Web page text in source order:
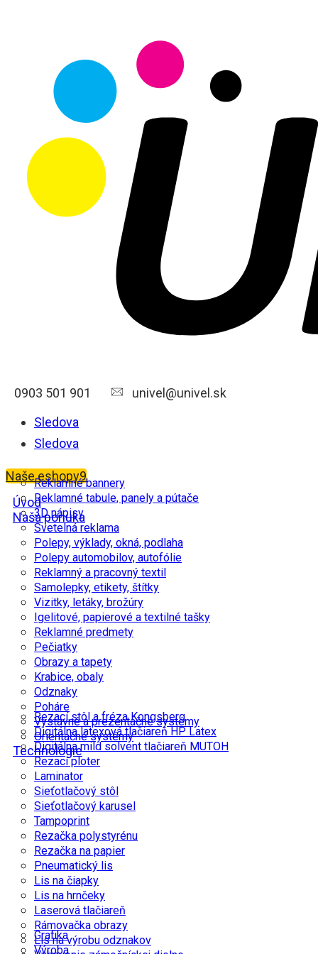
0903 501 901
univel@univel.sk
Sledova
Sledova
Naše eshopy
Úvod
Naša ponuka
Reklamné bannery
Reklamné tabule, panely a pútače
3D nápisy
Svetelná reklama
Polepy, výklady, okná, podlaha
Polepy automobilov, autofólie
Reklamný a pracovný textil
Samolepky, etikety, štítky
Vizitky, letáky, brožúry
Igelitové, papierové a textilné tašky
Reklamné predmety
Pečiatky
Obrazy a tapety
Krabice, obaly
Odznaky
Poháre
Výstavné a prezentačné systémy
Orientačné systémy
Technologie
Rezací stôl a fréza Kongsberg
Digitálna latexová tlačiareň HP Latex
Digitálna mild solvent tlačiareň MUTOH
Rezací ploter
Laminator
Sieťotlačový stôl
Sieťotlačový karusel
Tampoprint
Rezačka polystyrénu
Rezačka na papier
Pneumatický lis
Lis na čiapky
Lis na hrnčeky
Laserová tlačiareň
Rámovačka obrazy
Lis na výrobu odznakov
Grafika
Výroba